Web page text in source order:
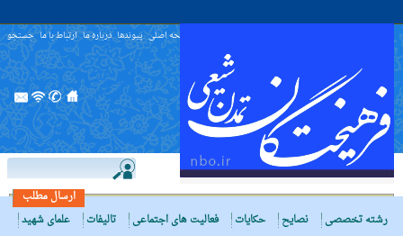
صفحه اصلی پیوندها درباره ما ارتباط با ما جستجو
ارسال مطلب
رشته تخصصی
نصایح حکایات فعالیت های اجتماعی تالیفات
علمای شهید